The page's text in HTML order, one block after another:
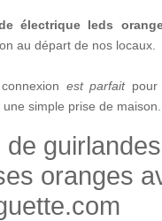
électrique leds
au départ de nos locaux.
est parfaitpour
simple prise de maison.
de guirlandes
oranges